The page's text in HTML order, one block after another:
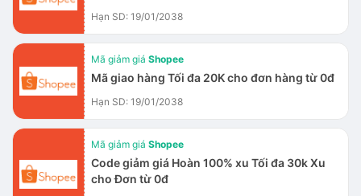
Hạn SD: 19/01/2038
Mã giảm giá Shopee
Mã giao hàng Tối đa 20K cho đơn hàng từ 0đ
Hạn SD: 19/01/2038
Mã giảm giá Shopee
Code giảm giá Hoàn 100% xu Tối đa 30k Xu
cho Đơn từ 0đ